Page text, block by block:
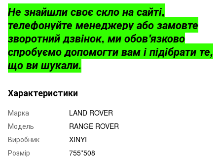
Не знайшли своє скло на сайті,
телефонуйте менеджеру або замовте
зворотний дзвінок, ми обов'язково
спробуємо допомогти вам і підібрати те,
що ви шукали.
Характеристики
Марка
LAND ROVER
Модель
RANGE ROVER
Виробник
XINYI
Розмір
755*508